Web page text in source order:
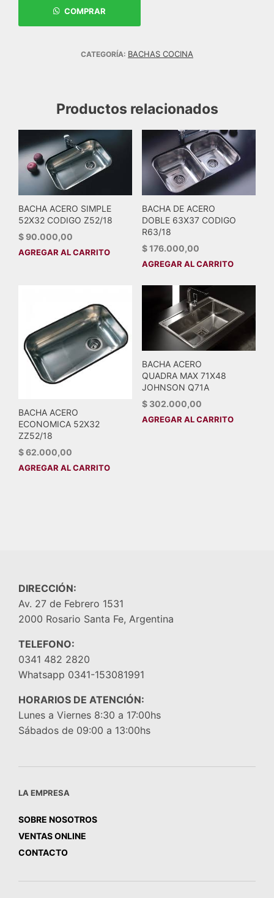
COMPRAR
CATEGORÍA: BACHAS COCINA
Productos relacionados
BACHA ACERO SIMPLE
52X32 CODIGO Z52/18
$90.000,00
AGREGAR AL CARRITO
BACHA DE ACERO
DOBLE 63X37 CODIGO
R63/18
$176.000,00
AGREGAR AL CARRITO
BACHA ACERO
ECONOMICA 52X32
ZZ52/18
$62.000,00
AGREGAR AL CARRITO
BACHA ACERO
QUADRA MAX 71X48
JOHNSON Q71A
$302.000,00
AGREGAR AL CARRITO
DIRECCIÓN:
Av. 27 de Febrero 1531
2000 Rosario Santa Fe, Argentina
TELEFONO:
0341 482 2820
Whatsapp 0341-153081991
HORARIOS DE ATENCIÓN:
Lunes a Viernes 8:30 a 17:00hs
Sábados de 09:00 a 13:00hs
LA EMPRESA
SOBRE NOSOTROS
VENTAS ONLINE
CONTACTO